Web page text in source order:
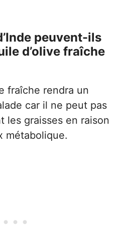
peuvent-ils
d’olive fraîche
fraîche rendra un
car il ne peut pas
les graisses en raison
métabolique.